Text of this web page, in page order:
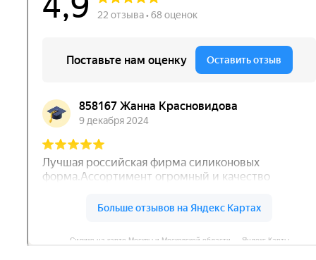
Силико на карте Москвы и Московской области — Яндекс Карты